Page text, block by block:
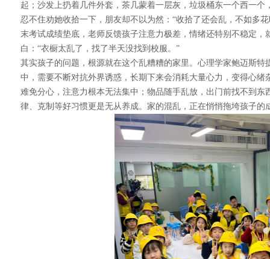
起；沙发上扔着几件外套，茶几蒙着一层灰，垃圾桶东一个西一个
忍不住劝她收拾一下，朋友却不以为然：“收拾了还会乱，不如
末考试成绩垫底，老师反馈孩子注意力极差，情绪还特别不稳定
白：“衣橱太乱了，找了半天没找到校服。”
其实孩子的问题，根源就在这个乱糟糟的家里。心理学家鲍迈斯
中，需要不断对抗外界诱惑，长期下来会消耗大量心力，变得心
难免分心，注意力根本无法集中；物品随手乱放，出门前找不到
律、克制等好习惯更是无从养成。家的混乱，正在悄悄拖垮孩子的